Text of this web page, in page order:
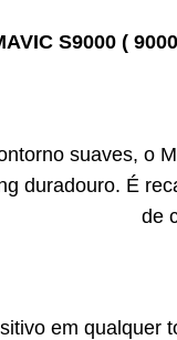
S9000 (
suaves, o
duradouro. É
de
em